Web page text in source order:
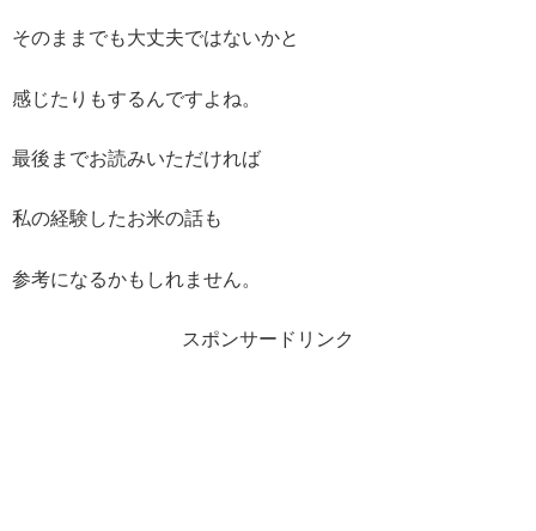
そのままでも大丈夫ではないかと
感じたりもするんですよね。
最後までお読みいただければ
私の経験したお米の話も
参考になるかもしれません。
スポンサードリンク